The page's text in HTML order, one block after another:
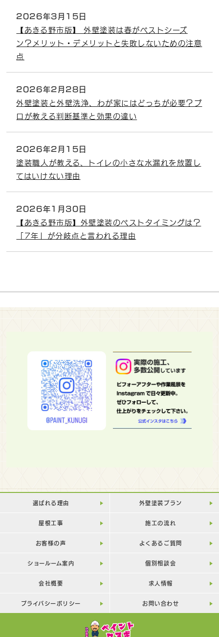
2026年3月15日
【あきる野市版】 外壁塗装は春がベストシーズ
ン？メリット・デメリットと失敗しないための注意
点
2026年2月28日
外壁塗装と外壁洗浄、わが家にはどっちが必要？プ
ロが教える判断基準と効果の違い
2026年2月15日
塗装職人が教える、トイレの小さな水漏れを放置し
てはいけない理由
2026年1月30日
【あきる野市版】外壁塗装のベストタイミングは？
「7年」が分岐点と言われる理由
選ばれる理由 外壁塗装プラン
屋根工事 施工の流れ
お客様の声 よくあるご質問
ショールーム案内 個別相談会
会社概要 求人情報
プライバシーポリシー お問い合わせ